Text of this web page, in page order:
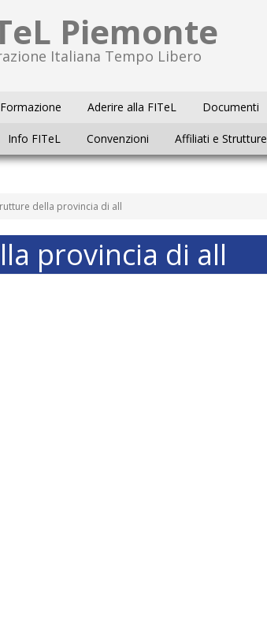
Piemonte
Italiana Tempo Libero
Formazione Aderire alla FITeL Documenti
Info FITeL Convenzioni Affiliati e Strutture
della provincia di all
provincia di all